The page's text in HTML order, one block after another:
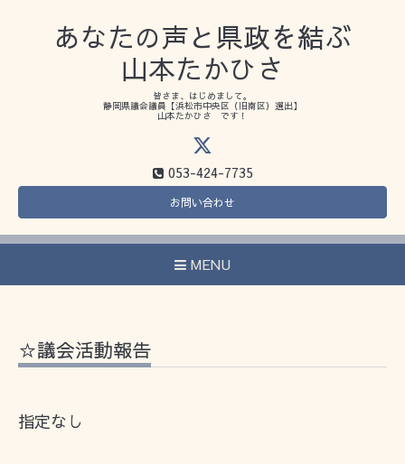
あなたの声と県政を結ぶ
山本たかひさ
皆さま、はじめまして。
静岡県議会議員【浜松市中央区（旧南区）選出】
山本たかひさ です！
053-424-7735
お問い合わせ
MENU
☆議会活動報告
指定なし